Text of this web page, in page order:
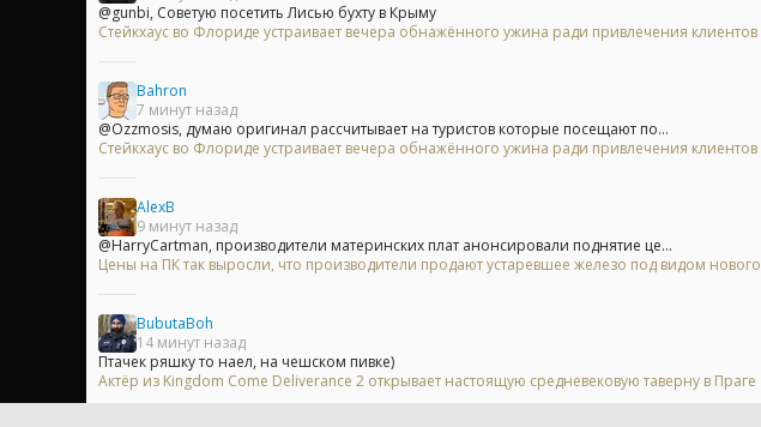
@gunbi, Советую посетить Лисью бухту в Крыму
Стейкхаус во Флориде устраивает вечера обнажённого ужина ради привлечения клиентов
Bahron
7 минут назад
@Ozzmosis, думаю оригинал рассчитывает на туристов которые посещают по...
Стейкхаус во Флориде устраивает вечера обнажённого ужина ради привлечения клиентов
AlexB
9 минут назад
@HarryCartman, производители материнских плат анонсировали поднятие це...
Цены на ПК так выросли, что производители продают устаревшее железо под видом нового
BubutaBoh
14 минут назад
Птачек ряшку то наел, на чешском пивке)
Актёр из Kingdom Come Deliverance 2 открывает настоящую средневековую таверну в Праге